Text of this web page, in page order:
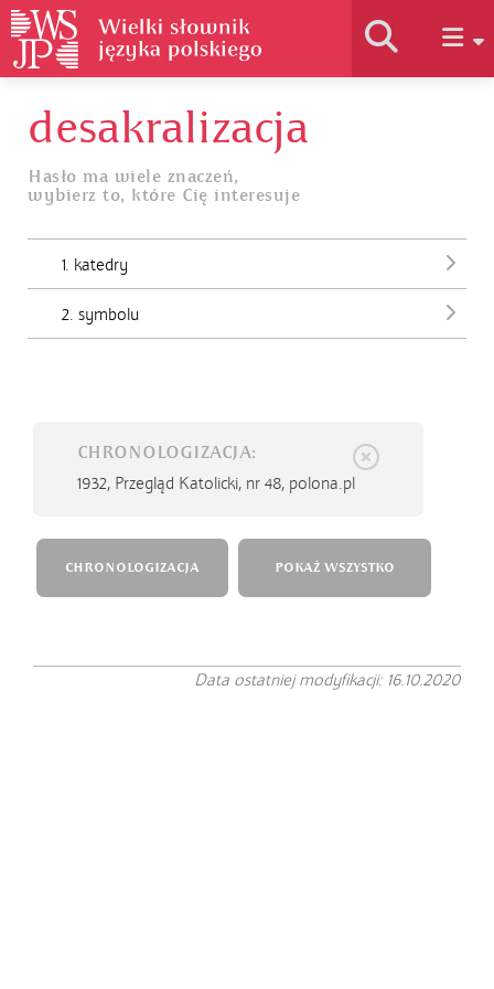
Historia słownika
Jak korzystać
desakralizacja
Hasło ma wiele znaczeń,
wybierz to, które Cię interesuje
1. katedry
2. symbolu
CHRONOLOGIZACJA:
1932, Przegląd Katolicki, nr 48, polona.pl
CHRONOLOGIZACJA POKAŻ WSZYSTKO
Data ostatniej modyfikacji: 16.10.2020